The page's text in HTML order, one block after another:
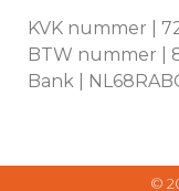
KVK nummer |
BTW nummer |
Bank |
©